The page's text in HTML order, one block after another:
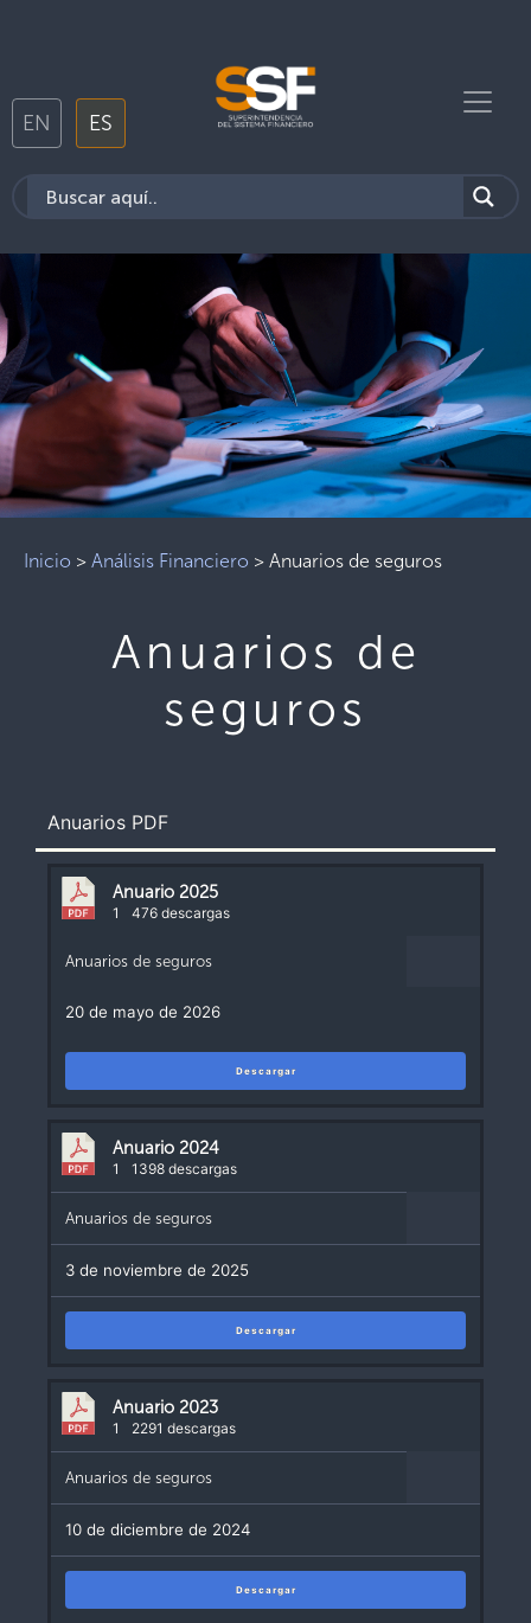
EN ES
Inicio > Análisis Financiero > Anuarios de seguros
Anuarios de
seguros
Anuarios PDF
Anuario 2025
1 476 descargas
Anuarios de seguros
20 de mayo de 2026
Descargar
Anuario 2024
1 1398 descargas
Anuarios de seguros
3 de noviembre de 2025
Descargar
Anuario 2023
1 2291 descargas
Anuarios de seguros
10 de diciembre de 2024
Descargar